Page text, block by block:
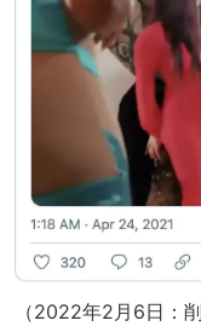
（2022年2月6日：